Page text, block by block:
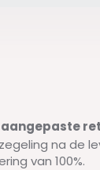
na de
van 100%.